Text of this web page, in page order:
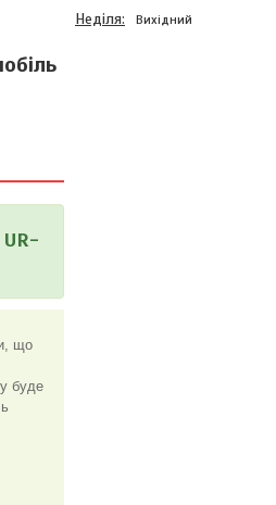
UR-
що
буде
Неділя Вихідний